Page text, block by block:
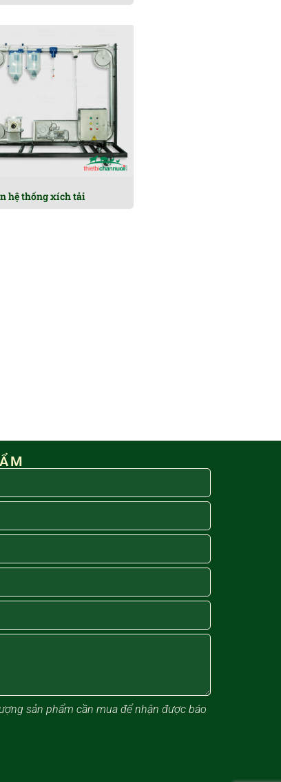
hệ thống xích tải
sản phẩm cần mua để nhận được báo